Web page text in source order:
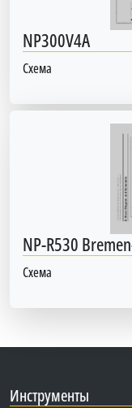
NP300V4A
Схема
NP-R530
Схема
Инструменты